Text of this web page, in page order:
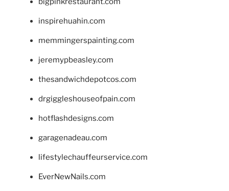
inspirehuahin.com
memmingerspainting.com
jeremypbeasley.com
thesandwichdepotcos.com
drgiggleshouseofpain.com
hotflashdesigns.com
garagenadeau.com
lifestylechauffeurservice.com
EverNewNails.com